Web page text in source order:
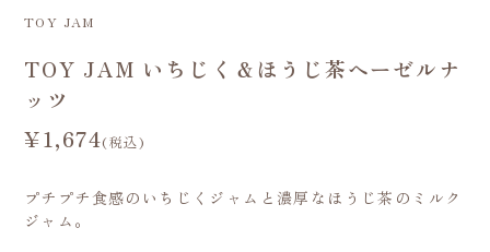
TOY JAM
TOY JAM いちじく＆ほうじ茶ヘーゼルナ
ッツ
¥1,674(税込)
プチプチ食感のいちじくジャムと濃厚なほうじ茶のミルク
ジャム。